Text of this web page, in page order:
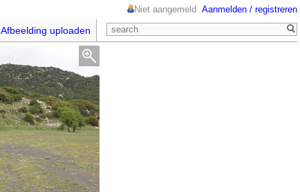
Niet aangemeld Aanmelden / registreren
Afbeelding uploaden